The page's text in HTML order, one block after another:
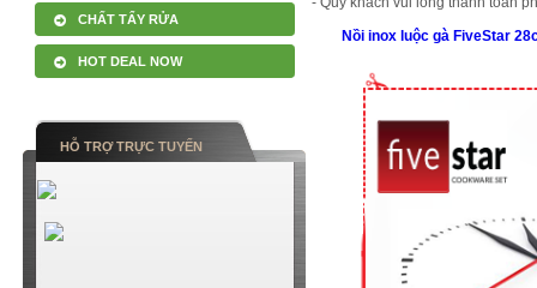
CHẤT TẨY RỬA
HOT DEAL NOW
HỖ TRỢ TRỰC TUYẾN
Nồi inox luộc gà FiveStar